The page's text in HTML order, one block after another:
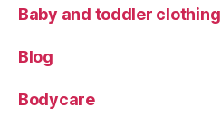
Baby and toddler clothing
Blog
Bodycare